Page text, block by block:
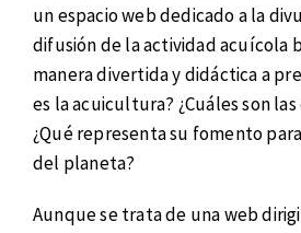
un espacio web dedicado a la
difusión de la actividad acuícola
manera divertida y didáctica a
es la acuicultura? ¿Cuáles son
¿Qué representa su fomento
del planeta?
Aunque se trata de una web